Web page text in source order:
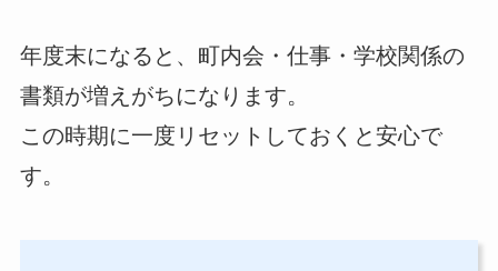
年度末になると、町内会・仕事・学校関係の
書類が増えがちになります。
この時期に一度リセットしておくと安心で
す。